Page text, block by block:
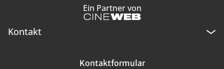
Ein Partner von
Kontakt
Kontaktformular